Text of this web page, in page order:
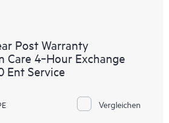
Post Warranty
Care 4‑Hour Exchange
Ent Service
Vergleichen